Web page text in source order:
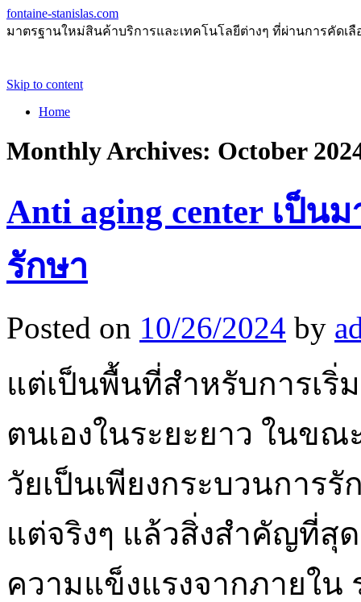
fontaine-stanislas.com
มาตรฐานใหม่สินค้าบริการและเทคโนโลยีต่างๆ ที่ผ่านการคัด
Skip to content
Home
Monthly Archives: October
Anti aging center เป็น
รักษา
Posted on 10/26/2024 by
แต่เป็นพื้นที่สำหรับการเ
ตนเองในระยะยาว ในข
วัยเป็นเพียงกระบวนการ
แต่จริงๆ แล้วสิ่งสำคัญที่สุ
ความแข็งแรงจากภายใน